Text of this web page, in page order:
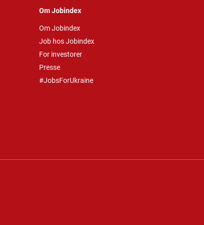
Om Jobindex
Om Jobindex
Job hos Jobindex
For investorer
Presse
#JobsForUkraine